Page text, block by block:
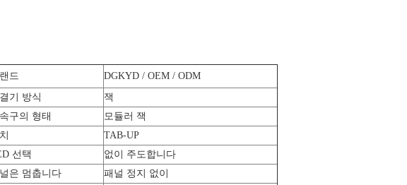
드
DGKYD / OEM / ODM
기 방식
잭
구의 형태
모듈러 잭
TAB-UP
선택
없이 주도합니다
은 멈춥니다 패널 정지 없이